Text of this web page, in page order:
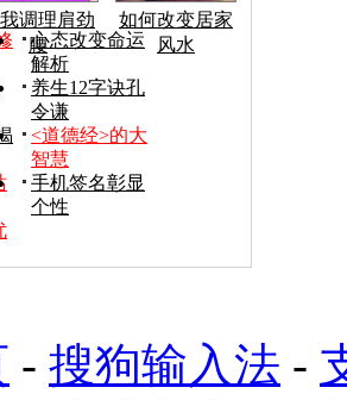
调理肩劲
腰
如何改变居家
风水
心态改变命运
解析
养生12字诀孔
令谦
<道德经>的大
智慧
手机签名彰显
个性
- 搜狗输入法 -